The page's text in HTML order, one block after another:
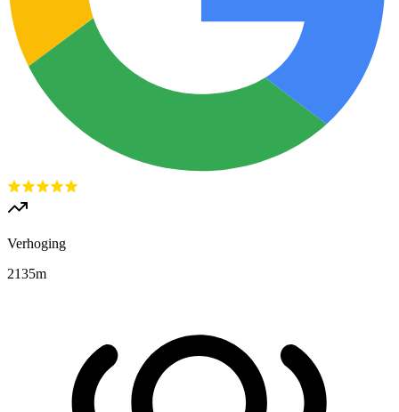
Verhoging
2135m